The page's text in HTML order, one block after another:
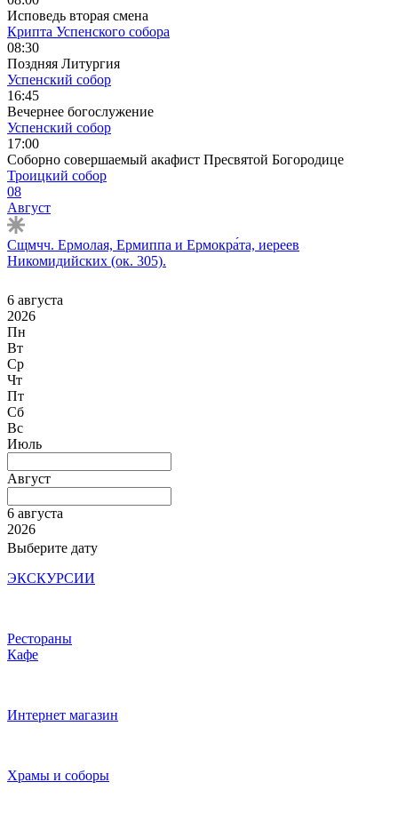
Исповедь вторая смена
Крипта Успенского собора
08:30
Поздняя Литургия
Успенский собор
16:45
Вечернее богослужение
Успенский собор
17:00
Соборно совершаемый акафист Пресвятой Богородице
Троицкий собор
08
Август
Сщмчч. Ермолая, Ермиппа и Ермокра́та, иереев
Никомидийских (ок. 305).
6 августа
2026
Пн
Вт
Ср
Чт
Пт
Сб
Вс
Июль
Август
6 августа
2026
Выберите дату
ЭКСКУРСИИ
Рестораны
Кафе
Интернет магазин
Храмы и соборы